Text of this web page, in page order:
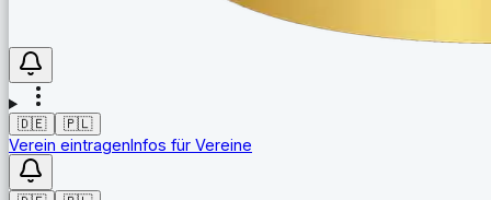
🇩🇪 🇵🇱
Verein eintragenInfos für Vereine